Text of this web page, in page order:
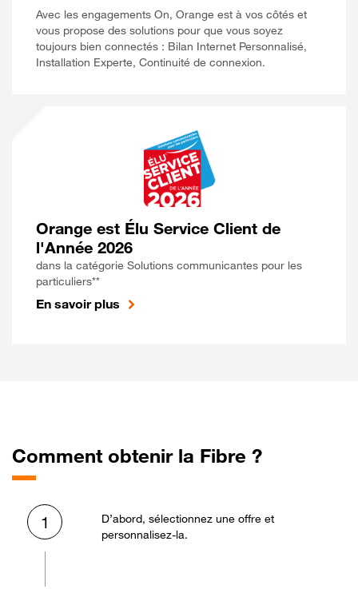
Avec les engagements On, Orange est à vos côtés et
vous propose des solutions pour que vous soyez
toujours bien connectés : Bilan Internet Personnalisé,
Installation Experte, Continuité de connexion.
Orange est Élu Service Client de
l'Année 2026
dans la catégorie Solutions communicantes pour les
particuliers**
En savoir plus
Comment obtenir la Fibre ?
1
D’abord, sélectionnez une offre et
personnalisez-la.